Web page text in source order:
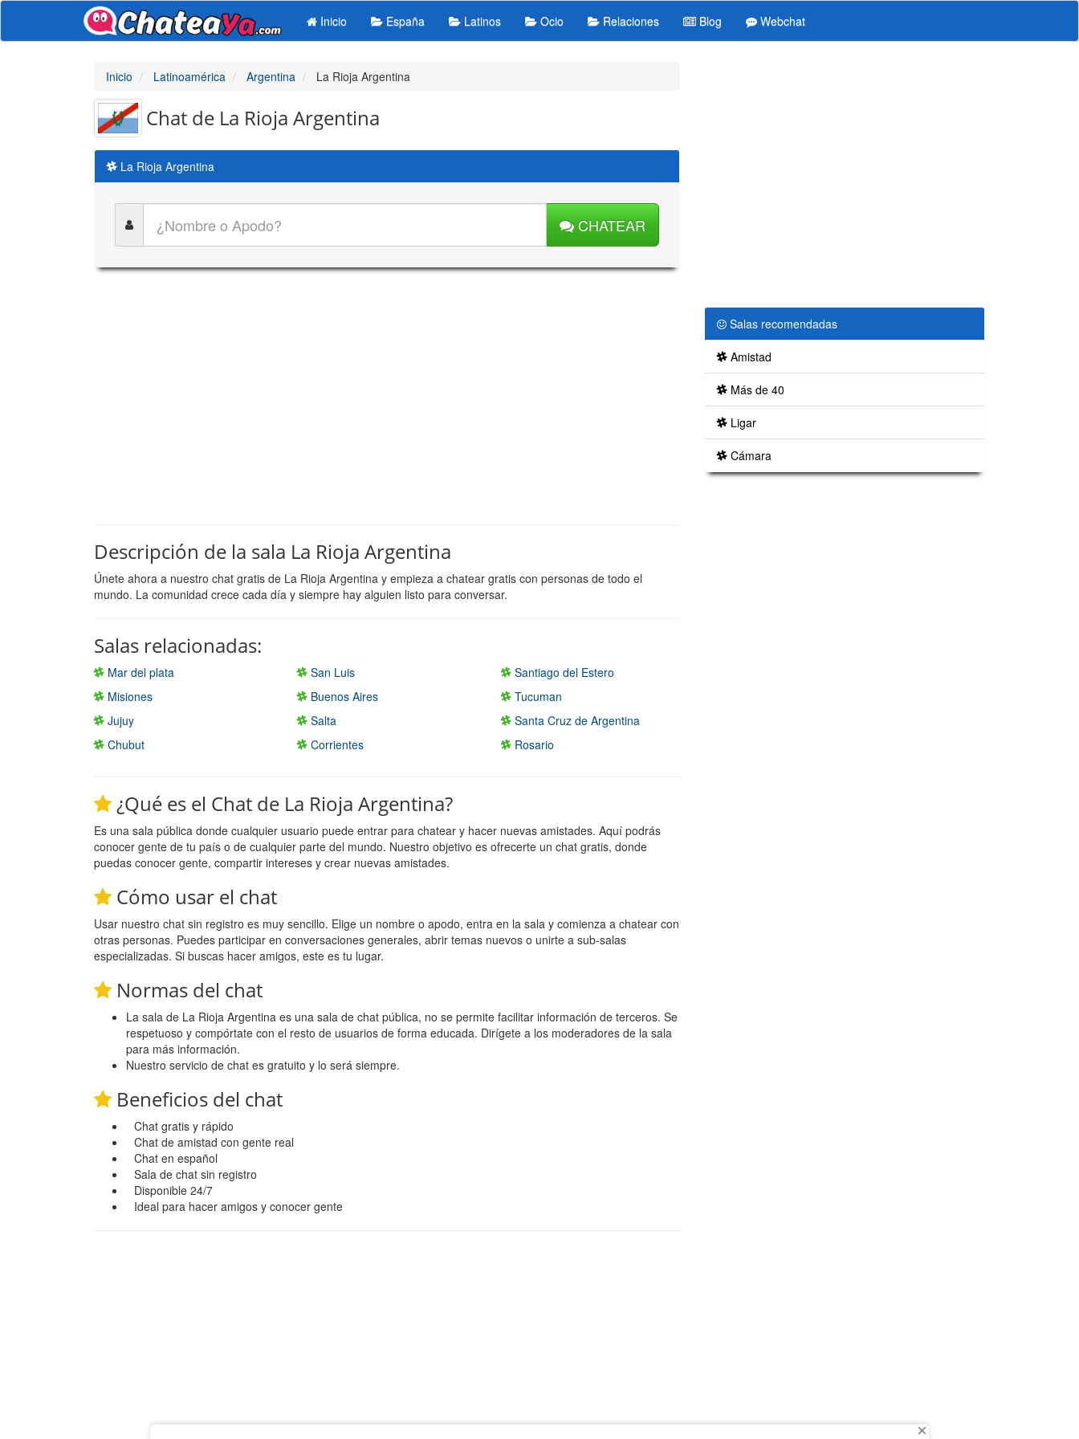
Inicio España Latinos Ocio Relaciones Blog Webchat
Inicio Latinoamérica Argentina La Rioja Argentina
Chat de La Rioja Argentina
La Rioja Argentina
CHATEAR
Descripción de la sala La Rioja Argentina
Únete ahora a nuestro chat gratis de La Rioja Argentina y empieza a chatear gratis con personas de todo el
mundo. La comunidad crece cada día y siempre hay alguien listo para conversar.
Salas relacionadas:
Mar del plata San Luis
Santiago del Estero
Misiones
Buenos Aires
Tucuman
Jujuy
Salta
Santa Cruz de Argentina
Chubut
Corrientes Rosario
¿Qué es el Chat de La Rioja Argentina?
Es una sala pública donde cualquier usuario puede entrar para chatear y hacer nuevas amistades. Aquí podrás
conocer gente de tu país o de cualquier parte del mundo. Nuestro objetivo es ofrecerte un chat gratis, donde
puedas conocer gente, compartir intereses y crear nuevas amistades.
Cómo usar el chat
Usar nuestro chat sin registro es muy sencillo. Elige un nombre o apodo, entra en la sala y comienza a chatear con
otras personas. Puedes participar en conversaciones generales, abrir temas nuevos o unirte a sub-salas
especializadas. Si buscas hacer amigos, este es tu lugar.
Normas del chat
La sala de La Rioja Argentina es una sala de chat pública, no se permite facilitar información de terceros. Se
respetuoso y compórtate con el resto de usuarios de forma educada. Dirígete a los moderadores de la sala
para más información.
Nuestro servicio de chat es gratuito y lo será siempre.
Beneficios del chat
Chat gratis y rápido
Chat de amistad con gente real
Chat en español
Sala de chat sin registro
Disponible 24/7
Ideal para hacer amigos y conocer gente
Salas recomendadas
Amistad
Más de 40
Ligar
Cámara